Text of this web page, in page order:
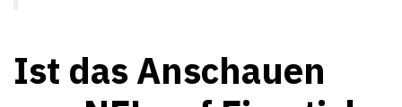
Ist das Anschauen